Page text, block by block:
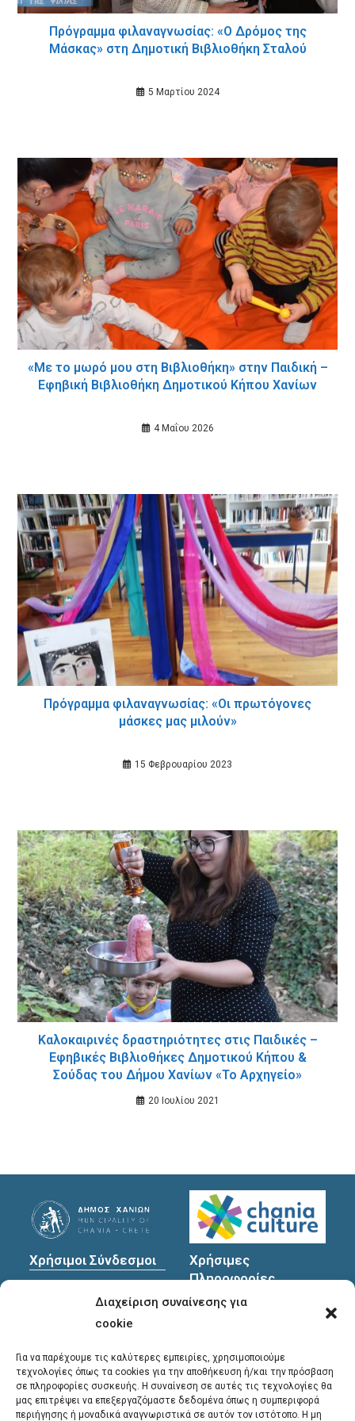
Διαχείριση συναίνεσης για
cookie
Για να παρέχουμε τις καλύτερες εμπειρίες, χρησιμοποιούμε
τεχνολογίες όπως τα cookies για την αποθήκευση ή/και την πρόσβαση
σε πληροφορίες συσκευής. Η συναίνεση σε αυτές τις τεχνολογίες θα
μας επιτρέψει να επεξεργαζόμαστε δεδομένα όπως η συμπεριφορά
περιήγησης ή μοναδικά αναγνωριστικά σε αυτόν τον ιστότοπο. Η μη
Πρόγραμμα φιλαναγνωσίας: «Ο Δρόμος της
Μάσκας» στη Δημοτική Βιβλιοθήκη Σταλού
5 Μαρτίου 2024
«Με το μωρό μου στη Βιβλιοθήκη» στην Παιδική –
Εφηβική Βιβλιοθήκη Δημοτικού Κήπου Χανίων
4 Μαΐου 2026
Πρόγραμμα φιλαναγνωσίας: «Οι πρωτόγονες
μάσκες μας μιλούν»
15 Φεβρουαρίου 2023
Καλοκαιρινές δραστηριότητες στις Παιδικές –
Εφηβικές Βιβλιοθήκες Δημοτικού Κήπου &
Σούδας του Δήμου Χανίων «Το Αρχηγείο»
20 Ιουλίου 2021
Χρήσιμοι Σύνδεσμοι
Προσωπικών
Χρήσιμες
Πληροφορίες
Διεύθυνση
Χανιά, 731 35
Τηλέφωνα
επικοινωνίας: